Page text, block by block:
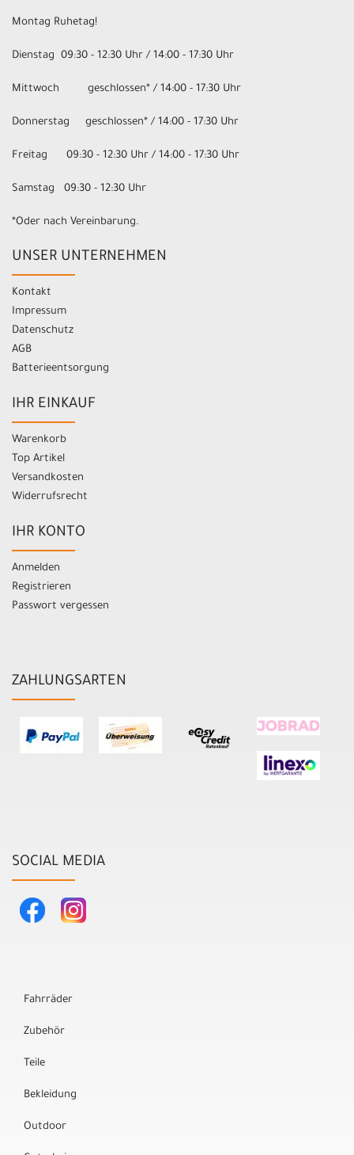
Montag Ruhetag!
Dienstag 09:30 - 12:30 Uhr / 14:00 - 17:30 Uhr
Mittwoch geschlossen* / 14:00 - 17:30 Uhr
Donnerstag geschlossen* / 14:00 - 17:30 Uhr
Freitag 09:30 - 12:30 Uhr / 14:00 - 17:30 Uhr
Samstag 09:30 - 12:30 Uhr
*Oder nach Vereinbarung.
UNSER UNTERNEHMEN
Kontakt
Impressum
Datenschutz
AGB
Batterieentsorgung
IHR EINKAUF
Warenkorb
Top Artikel
Versandkosten
Widerrufsrecht
IHR KONTO
Anmelden
Registrieren
Passwort vergessen
ZAHLUNGSARTEN
SOCIAL MEDIA
Fahrräder
Zubehör
Teile
Bekleidung
Outdoor